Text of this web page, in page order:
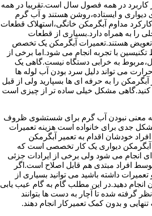
کاربرد در همه فصول سال است.تقریبا در همه
دیواری و ایستاده،روشن هستند و آب گرم
مداوم آبگرمکن خانگی،استهلاک قطعات
را به همراه دارد.بسیاری از قطعات
تعویض هستند.تعمیرات آبگرمکن یک تخصص
با تجربه انجام می شود.اما برخی از
به خرابی دستگاه نیست.گاهی یک
می تواند دلیل سرد بودن آب لوله ها
را به حرفه ای ها بسپارید ولی از قبل
کنید.گاهی مشکل خیلی ساده تر از چیزی است
معنی نبودن آب گرم برای شستشوی ظروف
جدی برای خانواده است هزینه تعمیرات
خودشان اقدام به تعمیر آبگرمکن
آبگرمکن دیواری یک کار تخصصی است که
انجام می شود ولی برخی از ایرادات جزئی
افراد مبتدی هم قابل اصلاح است.اگر
داشته باشید می توانید بسیاری از
انجام دهید.در این مطلب گام به گام عیب یابی
گرفته شده تا آچار به دست ها بتوانند
و بدون کمک تعمیرکار انجام دهند.